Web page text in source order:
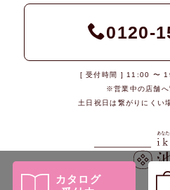
カタログ
0120-
[ 受付時間 ] 11:00 〜
※営業中の店舗へ
土日祝日は繋がりにくい